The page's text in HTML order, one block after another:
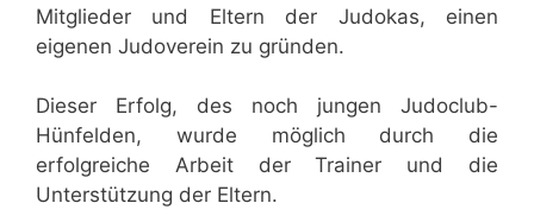
Mitglieder und Eltern der Judokas, einen
eigenen Judoverein zu gründen.
Dieser Erfolg, des noch jungen Judoclub-
Hünfelden, wurde möglich durch die
erfolgreiche Arbeit der Trainer und die
Unterstützung der Eltern.